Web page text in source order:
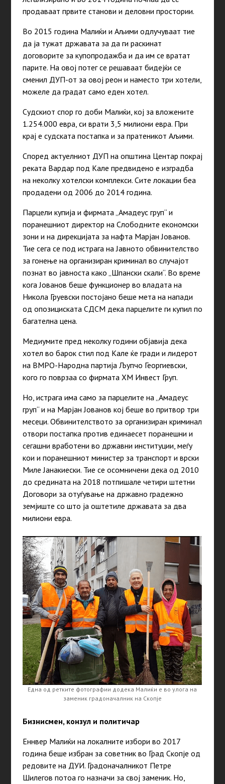
продаваат првите станови и деловни простории.
Во 2015 година Малиќи и Аљими одлучуваат тие
да ја тужат државата за да ги раскинат
договорите за купопродажба и да им се вратат
парите. На овој потег се решаваат бидејќи се
сменил ДУП-от за овој реон и наместо три хотели,
можеле да градат само еден хотел.
Судскиот спор го доби Малиќи, кој за вложените
1.254.000 евра, си врати 3,5 милиони евра. При
крај е судската постапка и за пратеникот Аљими.
Според актуелниот ДУП на општина Центар покрај
реката Вардар под Кале предвидено е изградба
на неколку хотелски комплекси. Сите локации беа
продадени од 2006 до 2014 година.
Парцели купија и фирмата „Амадеус груп“ и
поранешниот директор на Слободните економски
зони и на дирекцијата за нафта Марјан Јованов.
Тие сега се под истрага на Јавното обвинителство
за гонење на организиран криминал во случајот
познат во јавноста како „Шпански скали“. Во време
кога Јованов беше функционер во владата на
Никола Груевски постојано беше мета на напади
од опозициската СДСМ дека парцелите ги купил по
багателна цена.
Медиумите пред неколку години објавија дека
хотел во барок стил под Кале ќе гради и лидерот
на ВМРО-Народна партија Љупчо Георгиевски,
кого го поврзаа со фирмата ХМ Инвест Груп.
Но, истрага има само за парцелите на „Амадеус
груп“ и на Марјан Јованов кој беше во притвор три
месеци. Обвинителството за организиран криминал
отвори постапка против единаесет поранешни и
сегашни вработени во државни институции, меѓу
кои и поранешниот министер за транспорт и врски
Миле Јанакиески. Тие се осомничени дека од 2010
до средината на 2018 потпишале четири штетни
Договори за отуѓување на државно градежно
земјиште со што ја оштетиле државата за два
милиони евра.
Една од ретките фотографии додека Малиќи е во улога на
заменик градоначалник на Скопје
Бизнисмен, конзул и политичар
Еннвер Малиќи на локалните избори во 2017
година беше избран за советник во Град Скопје од
редовите на ДУИ. Градоначалникот Петре
Шилегов потоа го назначи за свој заменик. Но,